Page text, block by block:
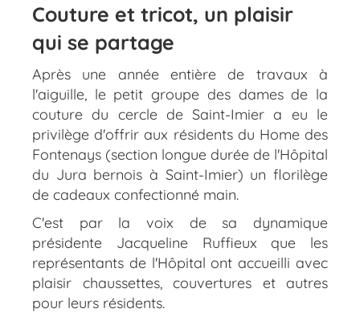
Couture et tricot, un plaisir
qui se partage
Après une année entière de travaux à
l'aiguille, le petit groupe des dames de la
couture du cercle de Saint-Imier a eu le
privilège d'offrir aux résidents du Home des
Fontenays (section longue durée de l'Hôpital
du Jura bernois à Saint-Imier) un florilège
de cadeaux confectionné main.
C'est par la voix de sa dynamique
présidente Jacqueline Ruffieux que les
représentants de l'Hôpital ont accueilli avec
plaisir chaussettes, couvertures et autres
pour leurs résidents.